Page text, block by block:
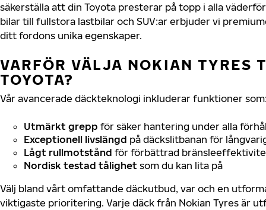
säkerställa att din Toyota presterar på topp i alla
bilar till fullstora lastbilar och SUV:ar erbjuder vi
ditt fordons unika egenskaper.
VARFÖR VÄLJA NOKIAN TYRES
TOYOTA?
Vår avancerade däckteknologi inkluderar funktioner
Utmärkt grepp för säker hantering under alla
Exceptionell livslängd på däckslitbanan för
Lågt rullmotstånd för förbättrad
Nordisk testad tålighet som du kan lita på
Välj bland vårt omfattande däckutbud, var och en
viktigaste prioritering. Varje däck från Nokian Tyres är